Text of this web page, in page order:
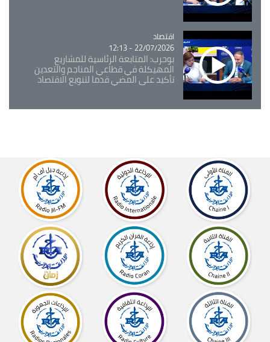
Catégorie
اقتصاد
22/07/2026 - 12:13
بوحرب: المتابعة الرئاسية للمشاريع
المهيكلة في قطاعي المناجم والتعدين
تأكيد على المضي قدما لتنويع الاقتصاد